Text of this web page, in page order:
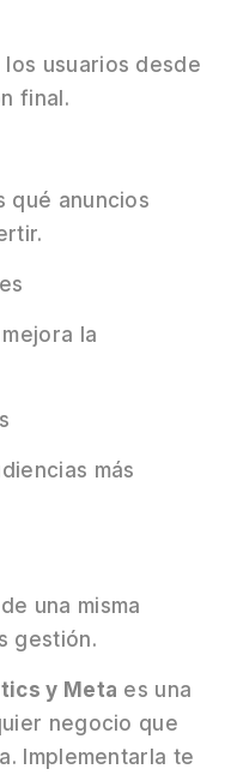
usuarios desde
final.
qué anuncios
la
más
una misma
gestión.
y Meta es una
negocio que
Implementarla te